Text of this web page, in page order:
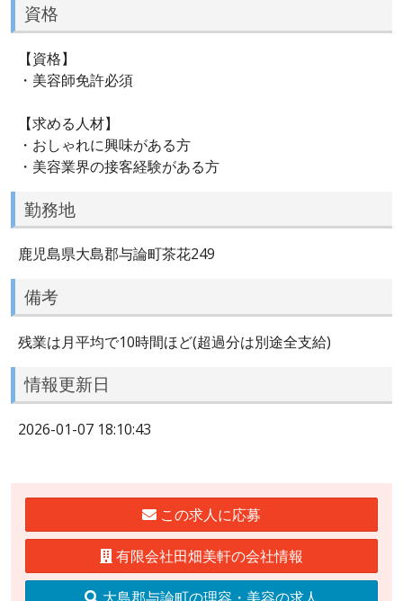
資格
【資格】
・美容師免許必須
【求める人材】
・おしゃれに興味がある方
・美容業界の接客経験がある方
勤務地
鹿児島県大島郡与論町茶花249
備考
残業は月平均で10時間ほど(超過分は別途全支給)
情報更新日
2026-01-07 18:10:43
この求人に応募
有限会社田畑美軒の会社情報